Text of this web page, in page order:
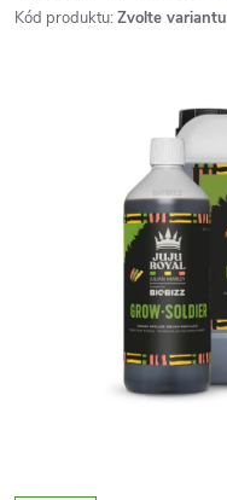
Kód produktu: Zvolte variantu